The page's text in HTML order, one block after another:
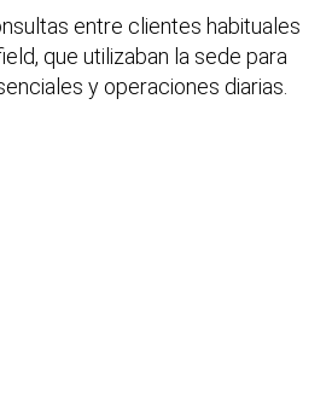
entre clientes habituales
que utilizaban la sede para
y operaciones diarias.